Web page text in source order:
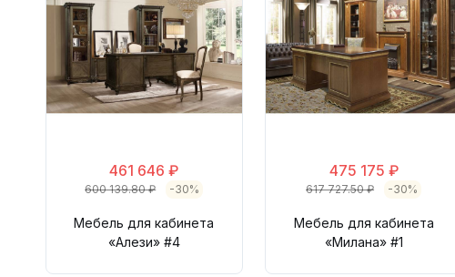
461 646 ₽
600 139.80 ₽ -30%
Мебель для кабинета
«Алези» #4
475 175 ₽
617 727.50 ₽ -30%
Мебель для кабинета
«Милана» #1